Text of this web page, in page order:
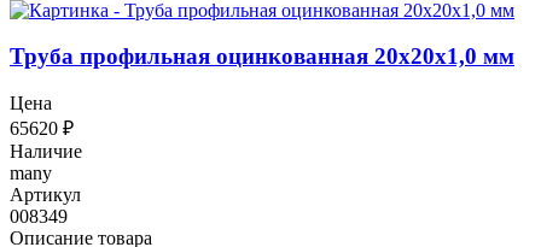
Труба профильная оцинкованная 20x20x1,0 мм
Цена
65620 ₽
Наличие
many
Артикул
008349
Описание товара